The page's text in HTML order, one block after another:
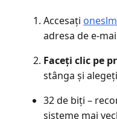
Accesați
adresa de e-
Faceți clic pe
stânga și
32 de biți –
sisteme mai